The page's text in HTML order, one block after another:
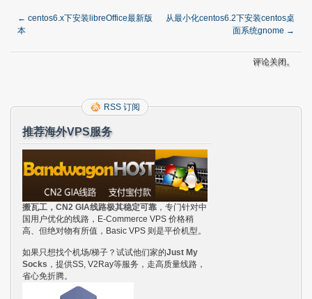
← centos6.x下安装libreOffice最新版
本
从最小化centos6.2下安装centos桌
面系统gnome →
评论关闭。
RSS 订阅
推荐海外VPS服务
搬瓦工，CN2 GIA线路极其稳定可靠 ，专门针对中
国用户优化的线路，E-Commerce VPS 价格稍
高、但绝对物有所值，Basic VPS 则是平价机型。
如果只想找个机场/梯子？试试他们家的Just My
Socks ，提供SS, V2Ray等服务，走高质量线路，
省心免折腾。